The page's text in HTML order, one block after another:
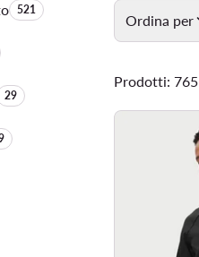
Quantità di prodotti:
521
di prodotti:
di prodotti:
29
di prodotti:
Ordina per
Prodotti: 765